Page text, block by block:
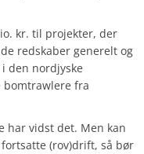
kr. til projekter, der
redskaber generelt og
den nordjyske
bomtrawlere fra
har vidst det. Men kan
(rov)drift, så bør